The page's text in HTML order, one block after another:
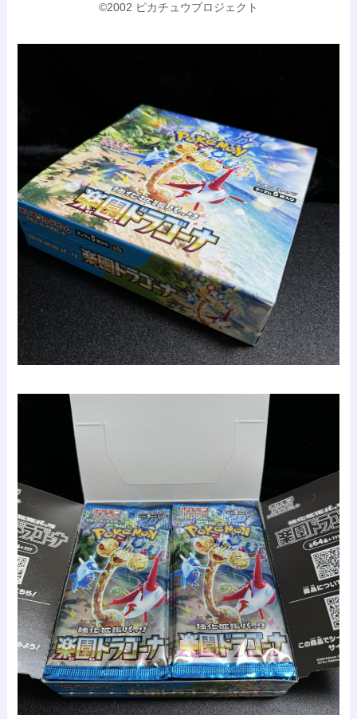
©2002 ピカチュウプロジェクト